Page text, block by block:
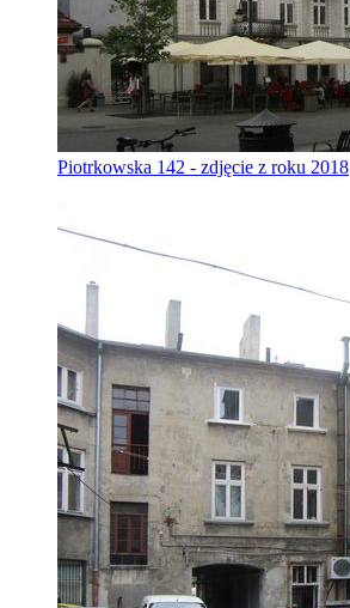
Piotrkowska 142 - zdjęcie z roku 2018